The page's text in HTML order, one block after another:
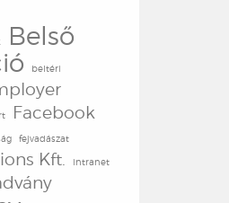
Belső
beltéri
Facebook
fejvadászat
Kft. intranet